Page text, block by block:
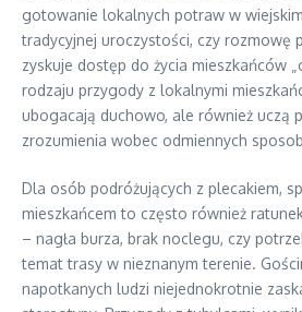
gotowanie lokalnych potraw w
tradycyjnej uroczystości, czy rozmowę
zyskuje dostęp do życia mieszkańców
rodzaju przygody z lokalnymi
ubogacają duchowo, ale również uczą
zrozumienia wobec odmiennych
Dla osób podróżujących z plecakiem,
mieszkańcem to często również
– nagła burza, brak noclegu, czy
temat trasy w nieznanym terenie.
napotkanych ludzi niejednokrotnie